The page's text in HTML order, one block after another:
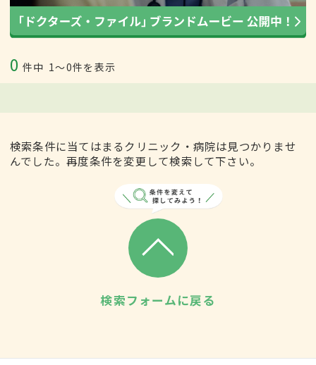
0 件中 1〜0件を表示
検索条件に当てはまるクリニック・病院は見つかりませ
んでした。再度条件を変更して検索して下さい。
検索フォームに戻る